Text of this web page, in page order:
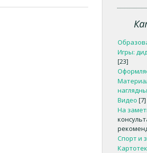
Игры:
[23]
Видео [7]
На
Спорт и